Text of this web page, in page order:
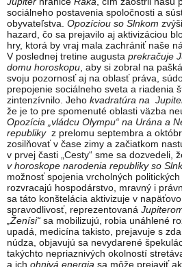
sociálneho postavenia spoločnosti a
obyvateľstva. Opozíciou so Slnkom
hazard, čo sa prejavilo aj aktivizáciou
hry, ktorá by vraj mala zachrániť naše
V poslednej tretine augusta prekračuje
domu horoskopu , aby si zobral na
svoju pozornosť aj na oblasť práva,
prepojenie sociálneho sveta a riadenia
zintenzívnilo. Jeho kvadratúra na
že je to pre spomenuté oblasti väzba
Opozícia „vládcu Olympu“ na Urána a
republikyz prelomu septembra a
zosilňovať v čase zimy a začiatkom
v prvej časti „Cesty“ sme sa dozvedeli,
v horoskope narodenia republiky so
možnosť spojenia vrcholných
rozvracajú hospodárstvo, mravný i
sa táto konštelácia aktivizuje v
spravodlivosť, reprezentovaná
„Ženísi“ sa mobilizujú, robia unáhlené
upadá, medicína takisto, prejavuje s
núdza, objavujú sa nevydarené
takýchto nepriaznivých okolností
a ich ohnivá energia sa môže prejaviť